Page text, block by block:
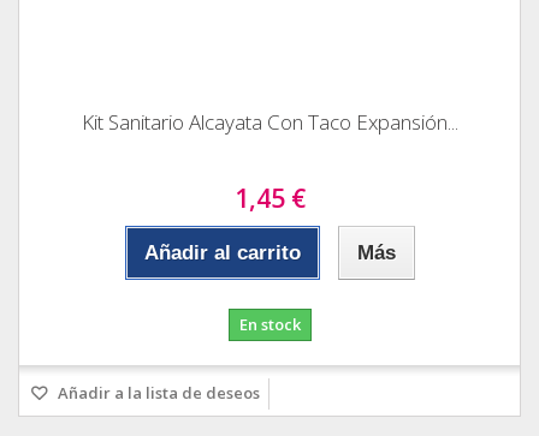
Kit Sanitario Alcayata Con Taco Expansión...
1,45 €
Añadir al carrito Más
En stock
Añadir a la lista de deseos